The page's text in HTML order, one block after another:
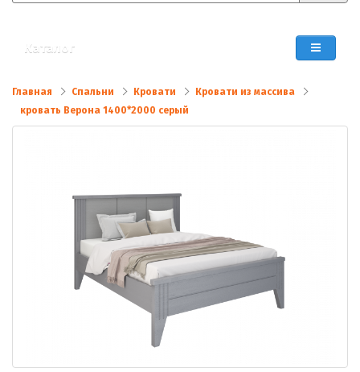
Каталог
Главная Спальни Кровати
Кровати из массива
кровать Верона 1400*2000 серый